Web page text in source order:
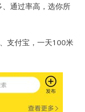
通过率高，选你所
支付宝，一天100米